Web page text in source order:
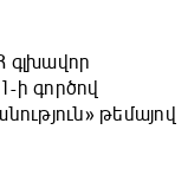
գլխավոր
ի գործով
թեմայով